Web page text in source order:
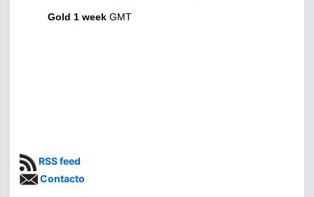
Gold 1 week GMT
RSS feed
Contacto